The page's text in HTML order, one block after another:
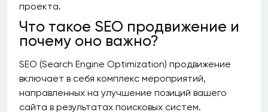
проекта.
Что такое SEO продвижение и
почему оно важно?
SEO (Search Engine Optimization) продвижение
включает в себя комплекс мероприятий,
направленных на улучшение позиций вашего
сайта в результатах поисковых систем.